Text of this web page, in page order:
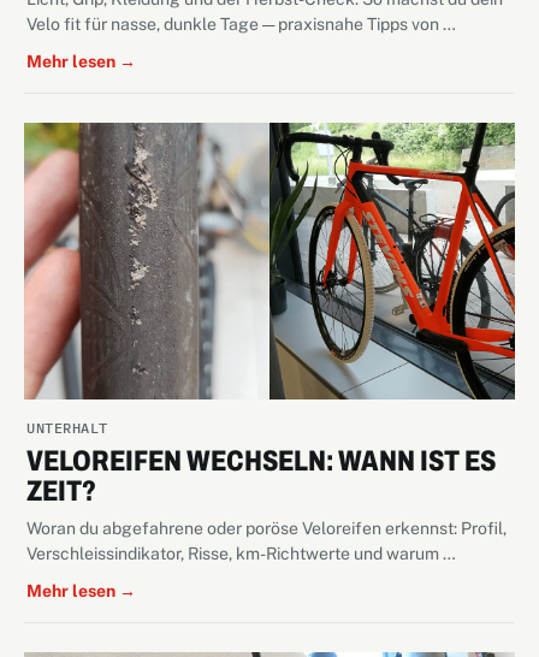
Velo fit für nasse, dunkle Tage — praxisnahe Tipps von …
Mehr lesen →
UNTERHALT
VELOREIFEN WECHSELN: WANN IST ES
ZEIT?
Woran du abgefahrene oder poröse Veloreifen erkennst: Profil,
Verschleissindikator, Risse, km-Richtwerte und warum …
Mehr lesen →